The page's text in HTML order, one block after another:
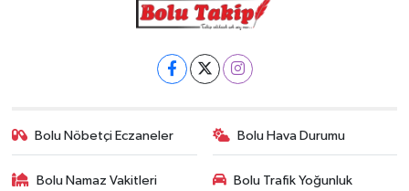
Bolu Nöbetçi Eczaneler Bolu Hava Durumu
Bolu Namaz Vakitleri
Bolu Trafik Yoğunluk